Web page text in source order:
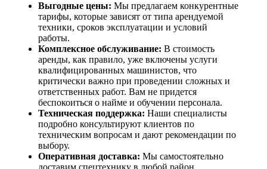
Выгодные цены: Мы предлагаем конкурентные
тарифы, которые зависят от типа арендуемой
техники, сроков эксплуатации и условий
работы.
Комплексное обслуживание: В стоимость
аренды, как правило, уже включены услуги
квалифицированных машинистов, что
критически важно при проведении сложных и
ответственных работ. Вам не придется
беспокоиться о найме и обучении персонала.
Техническая поддержка: Наши специалисты
подробно консультируют клиентов по
техническим вопросам и дают рекомендации по
выбору.
Оперативная доставка: Мы самостоятельно